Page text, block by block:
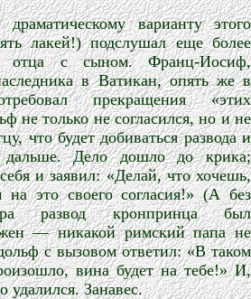
варианту этого
лакей!) подслушал еще более
отца с сыном. Франц-Иосиф,
в Ватикан, опять же в
прекращения «этих
не только не согласился, но и не
что будет добиваться развода и
Дело дошло до крика;
и заявил: «Делай, что хочешь,
это своего согласия!» (А без
развод кронпринца был
— никакой римский папа не
с вызовом ответил: «В таком
вина будет на тебе!» И,
удалился. Занавес.